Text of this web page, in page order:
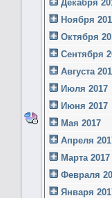
Декабря
Ноября
Октября
Сентября
Августа
Июля 2017
Июня 2017
Мая 2017
Апреля
Марта 2017
Февраля
Января